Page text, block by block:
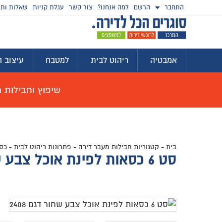
התחבר הרשם למה אנחנו? צור קשר עגלת קניות שאלות
אמבטיה ריהוט לבית למטבח עיצוב
שיפוץ וחבילות
בית - קטגוריות חבילות מעבר דירה - פתרונות ריהוט לבית -
סט 6 כסאות לפינת אוכל צבע שחור דגם 2408